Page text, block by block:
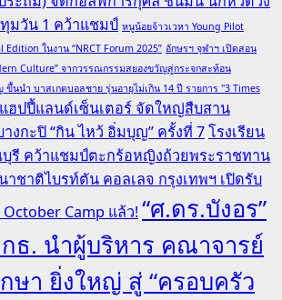
มวัน 1 คว้าแชมป์ หนูน้อยจ้าวเวหา Young Pilot
ในงาน “NRCT Forum 2025” อักษรฯ จุฬาฯ เปิดสอน
Culture” จากวรรณกรรมสยองขวัญสู่กระจกสะท้อน
ขึ้นนำ บาสเกตบอลชาย รุ่นอายุไม่เกิน 14 ปี รายการ "3 Times
แฮปปี้แลนด์เซ็นเตอร์ จัดใหญ่สืบสาน
งกะปิ “กิน ไหว้ อิ่มบุญ” ครั้งที่ 7โรงเรียน
รี คว้าแชมป์ตะกร้อหญิงถ้วยพระราชทาน
าชาติไบรท์ตัน คอลเลจ กรุงเทพฯ เปิดรับ
Camp แล้ว!“ศ.ดร.บังอร”
ธ. นำผู้บริหาร คณาจารย์
ษา ยิ่งใหญ่ สู่ “ครอบครัว